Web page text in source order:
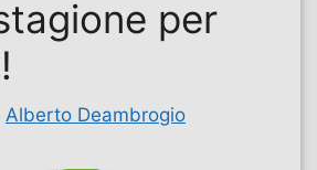
per
Alberto Deambrogio